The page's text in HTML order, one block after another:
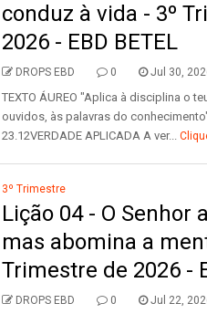
conduz à vida - 3º
2026 - EBD BETEL
DROPS EBD 0 Jul 30,
TEXTO ÁUREO "Aplica à disciplina o
ouvidos, às palavras do
23.12VERDADE APLICADA A ver...
3º Trimestre
Lição 04 - O Senhor
mas abomina a
Trimestre de 2026 -
DROPS EBD 0 Jul 22,